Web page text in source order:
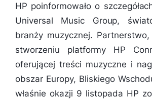
HP poinformowało o
Universal Music Group,
branży muzycznej.
stworzeniu platformy HP
oferującej treści muzyczne i
obszar Europy, Bliskiego
właśnie okazji 9 listopada HP